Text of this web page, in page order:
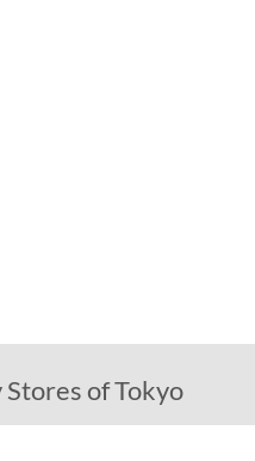
Stores of Tokyo